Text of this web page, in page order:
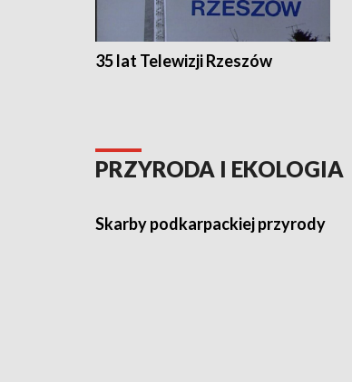
35 lat Telewizji Rzeszów
PRZYRODA I EKOLOGIA
Skarby podkarpackiej przyrody